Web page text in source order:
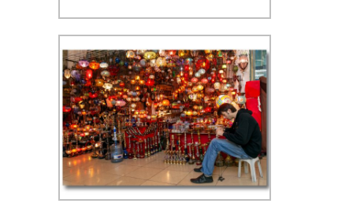
zonnig
Kapalıçarşı (Grote Bazaar) - ISO
400, f/11, 1/50 sec, 24 mm, WB
schaduw